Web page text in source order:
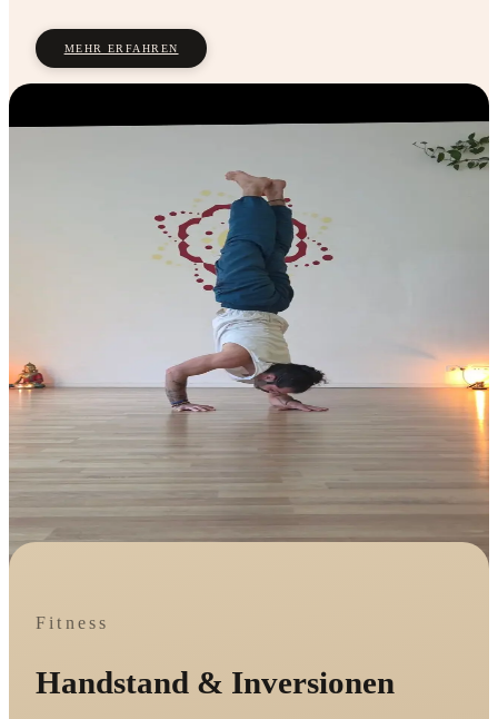
MEHR ERFAHREN
Fitness
Handstand & Inversionen